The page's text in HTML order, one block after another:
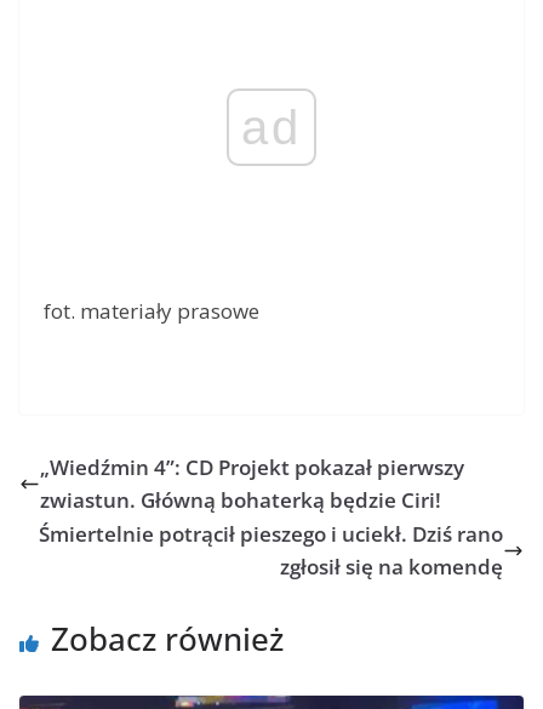
ad
fot. materiały prasowe
„Wiedźmin 4”: CD Projekt pokazał pierwszy
zwiastun. Główną bohaterką będzie Ciri!
Śmiertelnie potrącił pieszego i uciekł. Dziś rano
zgłosił się na komendę
Zobacz również